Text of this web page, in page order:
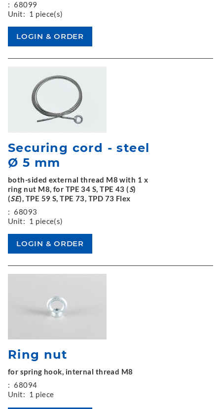
: 68099
Unit: 1 piece(s)
Securing cord - steel
Ø 5 mm
both-sided external thread M8 with 1 x
ring nut M8, for TPE 34 S, TPE 43 (S)
(SE), TPE 59 S, TPE 73, TPD 73 Flex
: 68093
Unit: 1 piece(s)
Ring nut
for spring hook, internal thread M8
: 68094
Unit: 1 piece